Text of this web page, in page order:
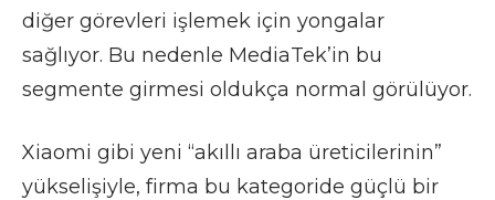
diğer görevleri işlemek için yongalar
sağlıyor. Bu nedenle MediaTek’in bu
segmente girmesi oldukça normal görülüyor.
Xiaomi gibi yeni “akıllı araba üreticilerinin”
yükselişiyle, firma bu kategoride güçlü bir